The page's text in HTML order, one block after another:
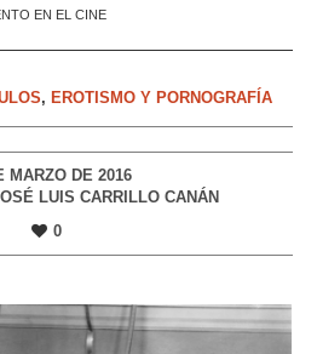
EN EL CINE
, EROTISMO Y PORNOGRAFÍA
MARZO DE 2016
LUIS CARRILLO CANÁN
0